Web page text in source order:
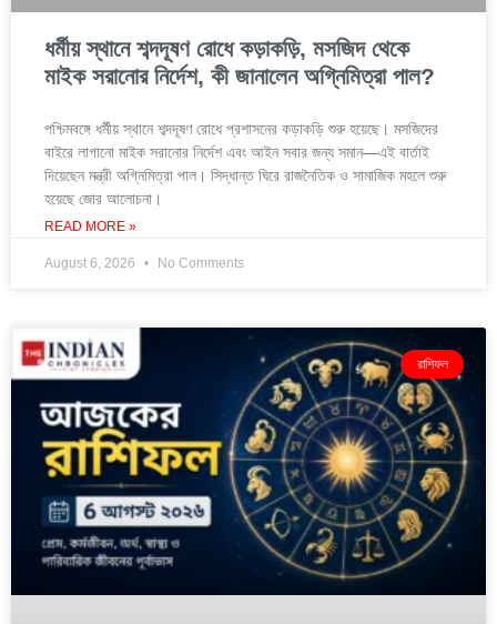
ধর্মীয় স্থানে শব্দদূষণ রোধে কড়াকড়ি, মসজিদ থেকে
মাইক সরানোর নির্দেশ, কী জানালেন অগ্নিমিত্রা পাল?
পশ্চিমবঙ্গে ধর্মীয় স্থানে শব্দদূষণ রোধে প্রশাসনের কড়াকড়ি শুরু হয়েছে। মসজিদের
বাইরে লাগানো মাইক সরানোর নির্দেশ এবং আইন সবার জন্য সমান—এই বার্তাই
দিয়েছেন মন্ত্রী অগ্নিমিত্রা পাল। সিদ্ধান্ত ঘিরে রাজনৈতিক ও সামাজিক মহলে শুরু
হয়েছে জোর আলোচনা।
READ MORE »
August 6, 2026 No Comments
রাশিফল